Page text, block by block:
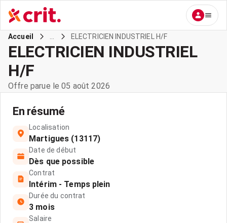
Accueil ELECTRICIEN INDUSTRIEL H/F
ELECTRICIEN INDUSTRIEL
H/F
Offre parue le 05 août 2026
En résumé
Localisation
Martigues (13117)
Date de début
Dès que possible
Contrat
Intérim - Temps plein
Durée du contrat
3 mois
Salaire